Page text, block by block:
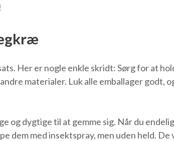
Her er nogle enkle skridt: Sørg for at
materialer. Luk alle emballager godt,
og dygtige til at gemme sig. Når du
dem med insektspray, men uden held.